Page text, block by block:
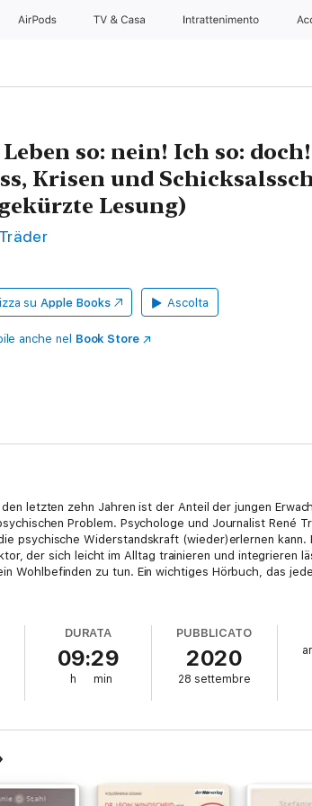
AirPods TV & Casa Intrattenimento
Leben so: nein! Ich so:
Krisen und
Lesung)
su Apple Books Ascolta
anche nel Book Store
letzten zehn Jahren ist der Anteil der jungen
Problem. Psychologe und Journalist René
psychische Widerstandskraft (wieder)erlernen
der sich leicht im Alltag trainieren und integrieren
Wohlbefinden zu tun. Ein wichtiges Hörbuch, das
DURATA
09:29
h min
PUBBLICATO
2020
28 settembre